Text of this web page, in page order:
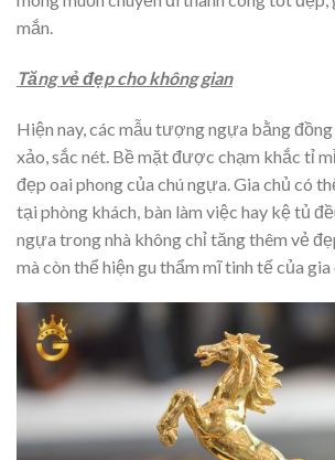
mắn.
Tăng vẻ đẹp cho không gian
Hiện nay, các mẫu tượng ngựa bằng
xảo, sắc nét. Bề mặt được chạm khắc tỉ
đẹp oai phong của chú ngựa. Gia chủ có
tại phòng khách, bàn làm việc hay kệ tủ
ngựa trong nhà không chỉ tăng thêm vẻ
mà còn thể hiện gu thẩm mĩ tinh tế của gia